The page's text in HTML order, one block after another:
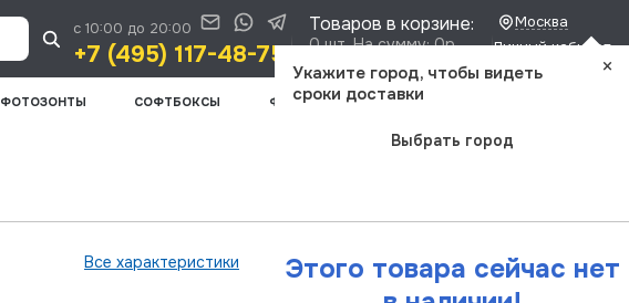
Москва
Укажите город, чтобы видеть
сроки доставки
Выбрать город
×
Личный кабинет
Доставка и оплата
Товаров в корзине:
0 шт. На сумму: 0р.
с 10:00 до 20:00
+7 (495) 117-48-75
ФОТОЗОНТЫ СОФТБОКСЫ ФОТООПТИКА ШТАТИВЫ
Все характеристики
Этого товара сейчас нет